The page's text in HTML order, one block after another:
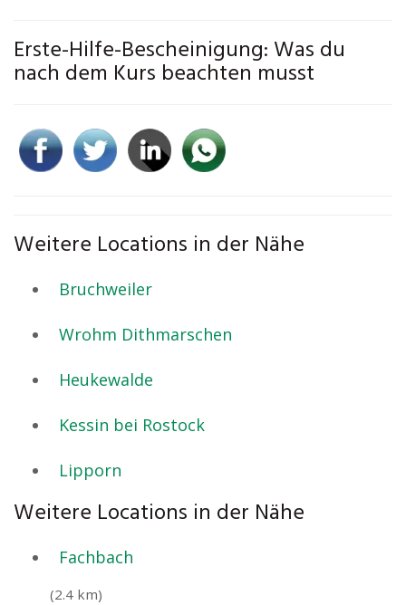
Erste-Hilfe-Bescheinigung: Was du
nach dem Kurs beachten musst
Weitere Locations in der Nähe
Bruchweiler
Wrohm Dithmarschen
Heukewalde
Kessin bei Rostock
Lipporn
Weitere Locations in der Nähe
Fachbach
(2.4 km)